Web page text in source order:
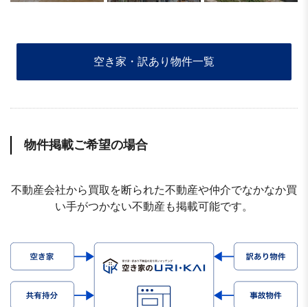
空き家・訳あり物件一覧
物件掲載ご希望の場合
不動産会社から買取を断られた不動産や仲介でなかなか買
い手がつかない不動産も掲載可能です。